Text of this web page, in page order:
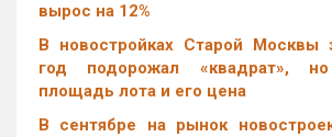
вырос на 12%
В новостройках Старой Москвы
год подорожал «квадрат», но
площадь лота и его цена
В сентябре на рынок